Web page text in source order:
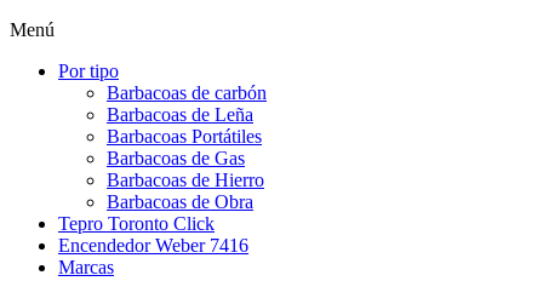
Menú
Por tipo
Barbacoas de carbón
Barbacoas de Leña
Barbacoas Portátiles
Barbacoas de Gas
Barbacoas de Hierro
Barbacoas de Obra
Tepro Toronto Click
Encendedor Weber 7416
Marcas